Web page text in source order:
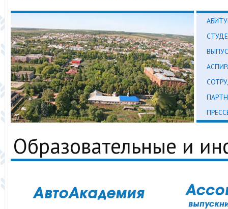
Образовательные и